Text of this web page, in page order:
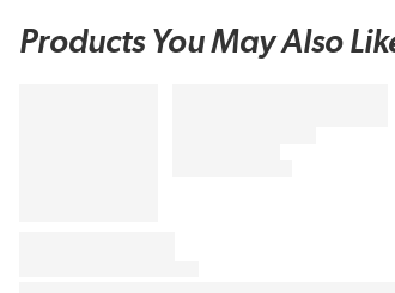
Products You May Also